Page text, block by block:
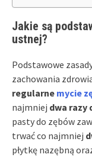
Jakie są
ustnej?
Podstawowe
zachowania
regularne mycie
najmniej dwa razy
pasty do zębów
trwać co najmniej
płytkę nazębną